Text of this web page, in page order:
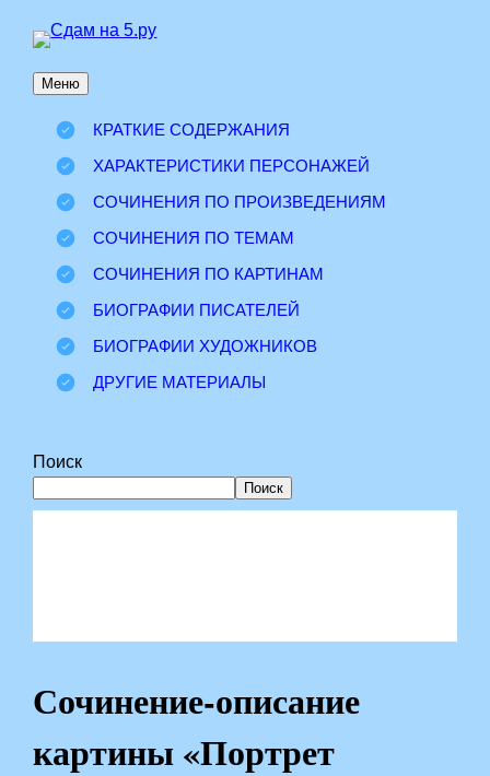
Перейти
содержимому
Меню
КРАТКИЕ СОДЕРЖАНИЯ
ХАРАКТЕРИСТИКИ ПЕРСОНАЖЕЙ
СОЧИНЕНИЯ ПО ПРОИЗВЕДЕНИЯМ
СОЧИНЕНИЯ ПО ТЕМАМ
СОЧИНЕНИЯ ПО КАРТИНАМ
БИОГРАФИИ ПИСАТЕЛЕЙ
БИОГРАФИИ ХУДОЖНИКОВ
ДРУГИЕ МАТЕРИАЛЫ
Поиск
Поиск
Сочинение-описание
картины «Портрет